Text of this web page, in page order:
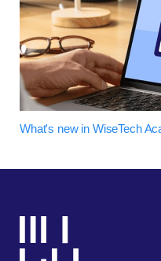
What's new in WiseTech